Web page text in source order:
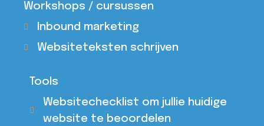
Workshops / cursussen
Inbound marketing
Websiteteksten schrijven
Tools
Websitechecklist om jullie huidige
website te beoordelen